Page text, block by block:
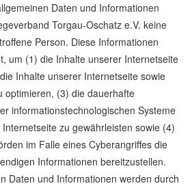
Daten und Informationen
Torgau-Oschatz e.V. keine
Person. Diese Informationen
um (1) die Inhalte unserer Internetseite
Inhalte unserer Internetseite sowie
optimieren, (3) die dauerhafte
informationstechnologischen Systeme
zu gewährleisten sowie (4)
im Falle eines Cyberangriffes die
Informationen bereitzustellen.
Daten und Informationen werden durch